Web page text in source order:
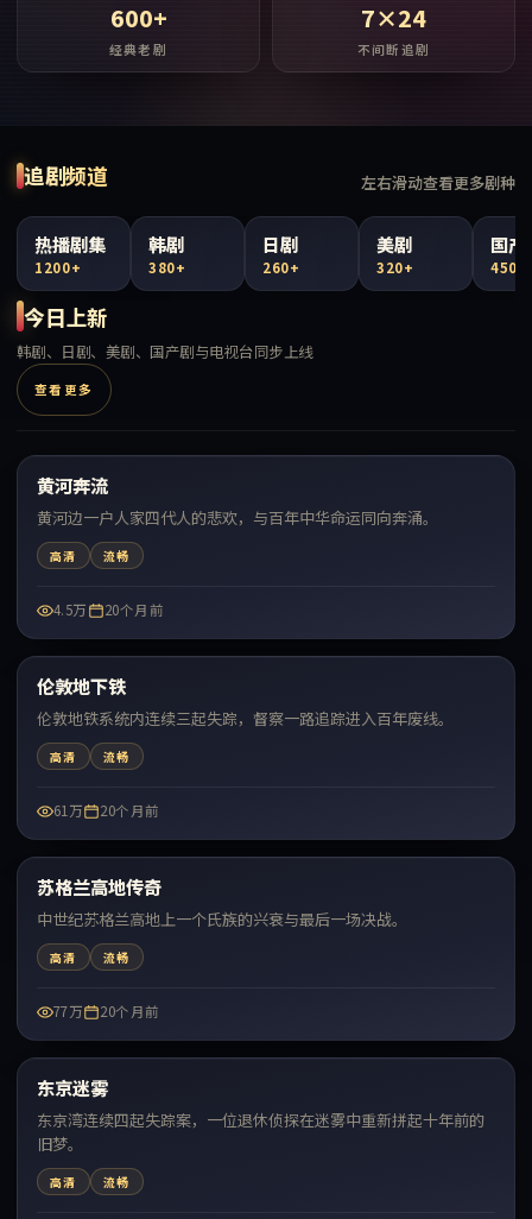
600+
经典老剧
7×24
不间断追剧
追剧频道 左右滑动查看更多剧种
热播剧集
1200+
韩剧
380+
日剧
260+
美剧
320+
国产
450+
今日上新
韩剧、日剧、美剧、国产剧与电视台同步上线
查看更多
最新
黄河奔流
黄河边一户人家四代人的悲欢，与百年中华命运同向奔涌。
高清 流畅
4.5万 20个月前
最新
伦敦地下铁
伦敦地铁系统内连续三起失踪，督察一路追踪进入百年废线。
高清 流畅
61万 20个月前
最新
苏格兰高地传奇
中世纪苏格兰高地上一个氏族的兴衰与最后一场决战。
高清 流畅
77万 20个月前
最新
东京迷雾
东京湾连续四起失踪案，一位退休侦探在迷雾中重新拼起十年前的
旧梦。
高清 流畅